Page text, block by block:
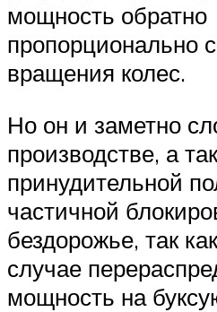
мощность обратно
пропорционально
вращения колес.
Но он и заметно
производстве, а
принудительной
частичной
бездорожье, так
случае
мощность на